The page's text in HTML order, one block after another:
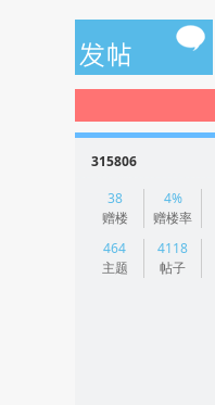
315806
38
赠楼
4%
赠楼率
464
主题
4118
帖子